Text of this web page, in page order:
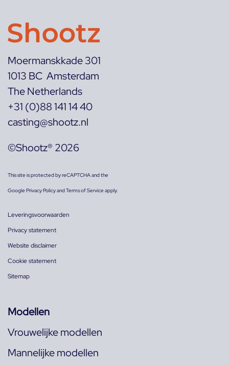
Moermanskkade 301
1013 BC Amsterdam
The Netherlands
+31 (0)88 141 14 40
casting@shootz.nl
©Shootz® 2026
This site is protected by reCAPTCHA and the
GooglePrivacy PolicyandTerms of Serviceapply.
Leveringsvoorwaarden
Privacy statement
Website disclaimer
Cookie statement
Sitemap
Modellen
Vrouwelijke modellen
Mannelijke modellen